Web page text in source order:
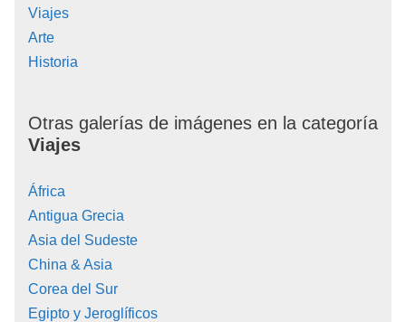
Viajes
Arte
Historia
Otras galerías de imágenes en la categoría
Viajes
África
Antigua Grecia
Asia del Sudeste
China & Asia
Corea del Sur
Egipto y Jeroglíficos